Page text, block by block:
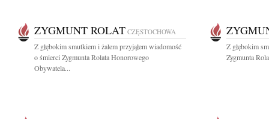
ZYGMUNT ROLAT CZĘSTOCHOWA
Z głębokim smutkiem i żalem przyjąłem wiadomość
o śmierci Zygmunta Rolata Honorowego
Obywatela...
Z głębokim
Zygmunta